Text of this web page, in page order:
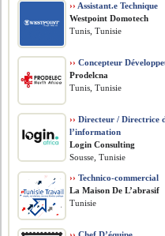
›› Assistant.e Technique
Westpoint Domotech
Tunis, Tunisie
›› Concepteur
Prodelcna
Tunis, Tunisie
›› Directeur / Directrice
l’information
Login Consulting
Sousse, Tunisie
›› Technico-commercial
La Maison De L’abrasif
Tunisie